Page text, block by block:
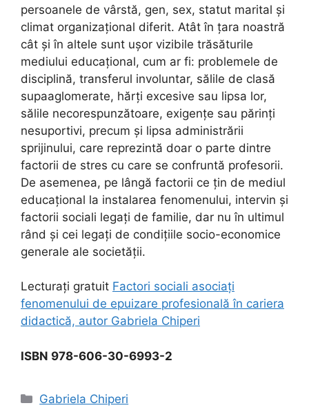
persoanele de vârstă, gen, sex, statut marital și
climat organizațional diferit. Atât în țara noastră
cât și în altele sunt ușor vizibile trăsăturile
mediului educațional, cum ar fi: problemele de
disciplină, transferul involuntar, sălile de clasă
supaaglomerate, hărți excesive sau lipsa lor,
sălile necorespunzătoare, exigențe sau părinți
nesuportivi, precum și lipsa administrării
sprijinului, care reprezintă doar o parte dintre
factorii de stres cu care se confruntă profesorii.
De asemenea, pe lângă factorii ce țin de mediul
educațional la instalarea fenomenului, intervin și
factorii sociali legați de familie, dar nu în ultimul
rând și cei legați de condițiile socio-economice
generale ale societății.
Lecturați gratuit Factori sociali asociați
fenomenului de epuizare profesională în cariera
didactică, autor Gabriela Chiperi
ISBN 978-606-30-6993-2
Categorii
Gabriela Chiperi